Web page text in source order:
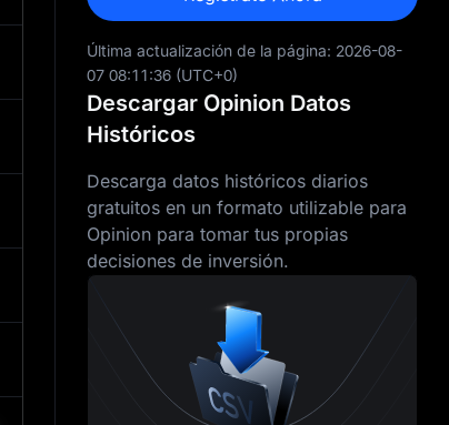
Última actualización de la página: 2026-08-
07 08:11:36 (UTC+0)
Descargar Opinion Datos
Históricos
Descarga datos históricos diarios
gratuitos en un formato utilizable para
Opinion para tomar tus propias
decisiones de inversión.